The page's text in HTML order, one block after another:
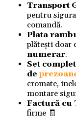
Transport
pentru
comandă.
Plata
plătești doar
numerar.
Set
de
cromate,
montare
Factură cu
firme 🧾